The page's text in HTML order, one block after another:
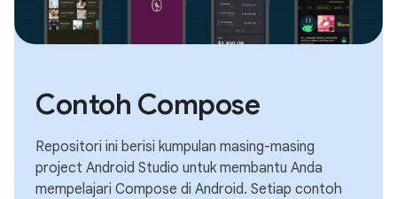
Contoh Compose
Repositori ini berisi kumpulan masing-masing
project Android Studio untuk membantu Anda
mempelajari Compose di Android. Setiap contoh